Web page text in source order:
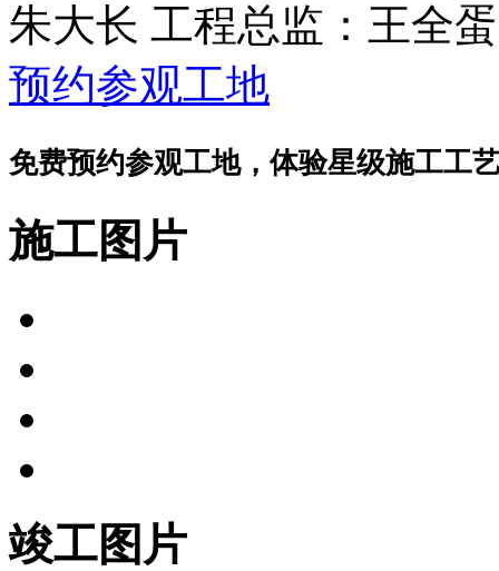
朱大长 工程总监： 王全蛋
预约参观工地
免费预约参观工地，体验星级施工工
施工图片
竣工图片